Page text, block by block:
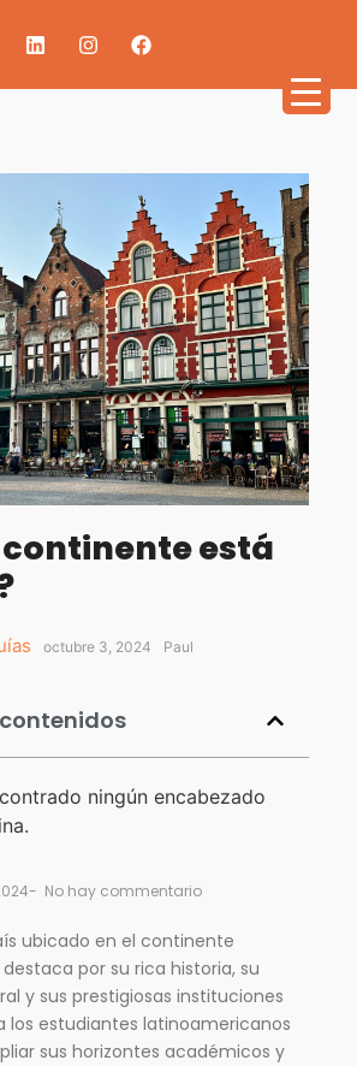
continente está
octubre 3, 2024 Paul
ningún encabezado
- No hay commentario
ubicado en el continente
por su rica historia, su
y sus prestigiosas instituciones
los estudiantes latinoamericanos
sus horizontes académicos y